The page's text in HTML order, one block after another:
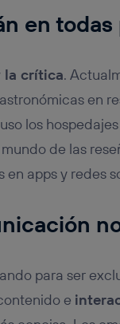
en todas
la crítica.
en
los
de las
apps y redes
para ser
e